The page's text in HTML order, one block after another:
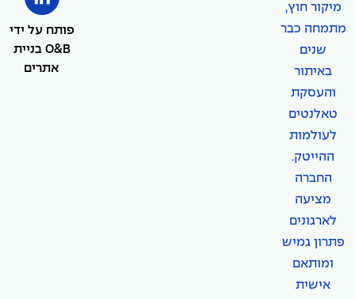
פותח על ידי
O&B בניית
אתרים
מיקור חוץ,
מתמחה כבר
שנים
באיתור
והעסקת
טאלנטים
לעולמות
ההייטק.
החברה
מציעה
לארגונים
פתרון גמיש
ומותאם
אישית